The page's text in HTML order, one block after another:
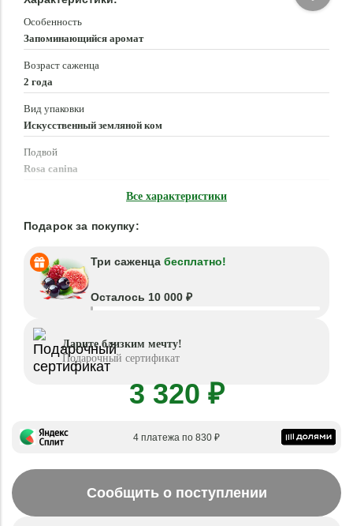
Особенность
Запоминающийся аромат
Возраст саженца
2 года
Вид упаковки
Искусственный земляной ком
Подвой
Rosa canina
Все характеристики
Подарок за покупку:
Три саженца бесплатно!
Осталось 10 000 ₽
Дарите близким мечту!
Подарочный сертификат
3 320 ₽
4 платежа по 830 ₽
Сообщить о поступлении